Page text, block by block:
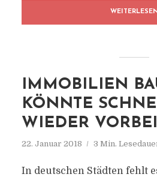
WEITERLESEN
IMMOBILIEN
KÖNNTE
WIEDER
22. Januar 2018 3 Min.
In deutschen Städten fehlt